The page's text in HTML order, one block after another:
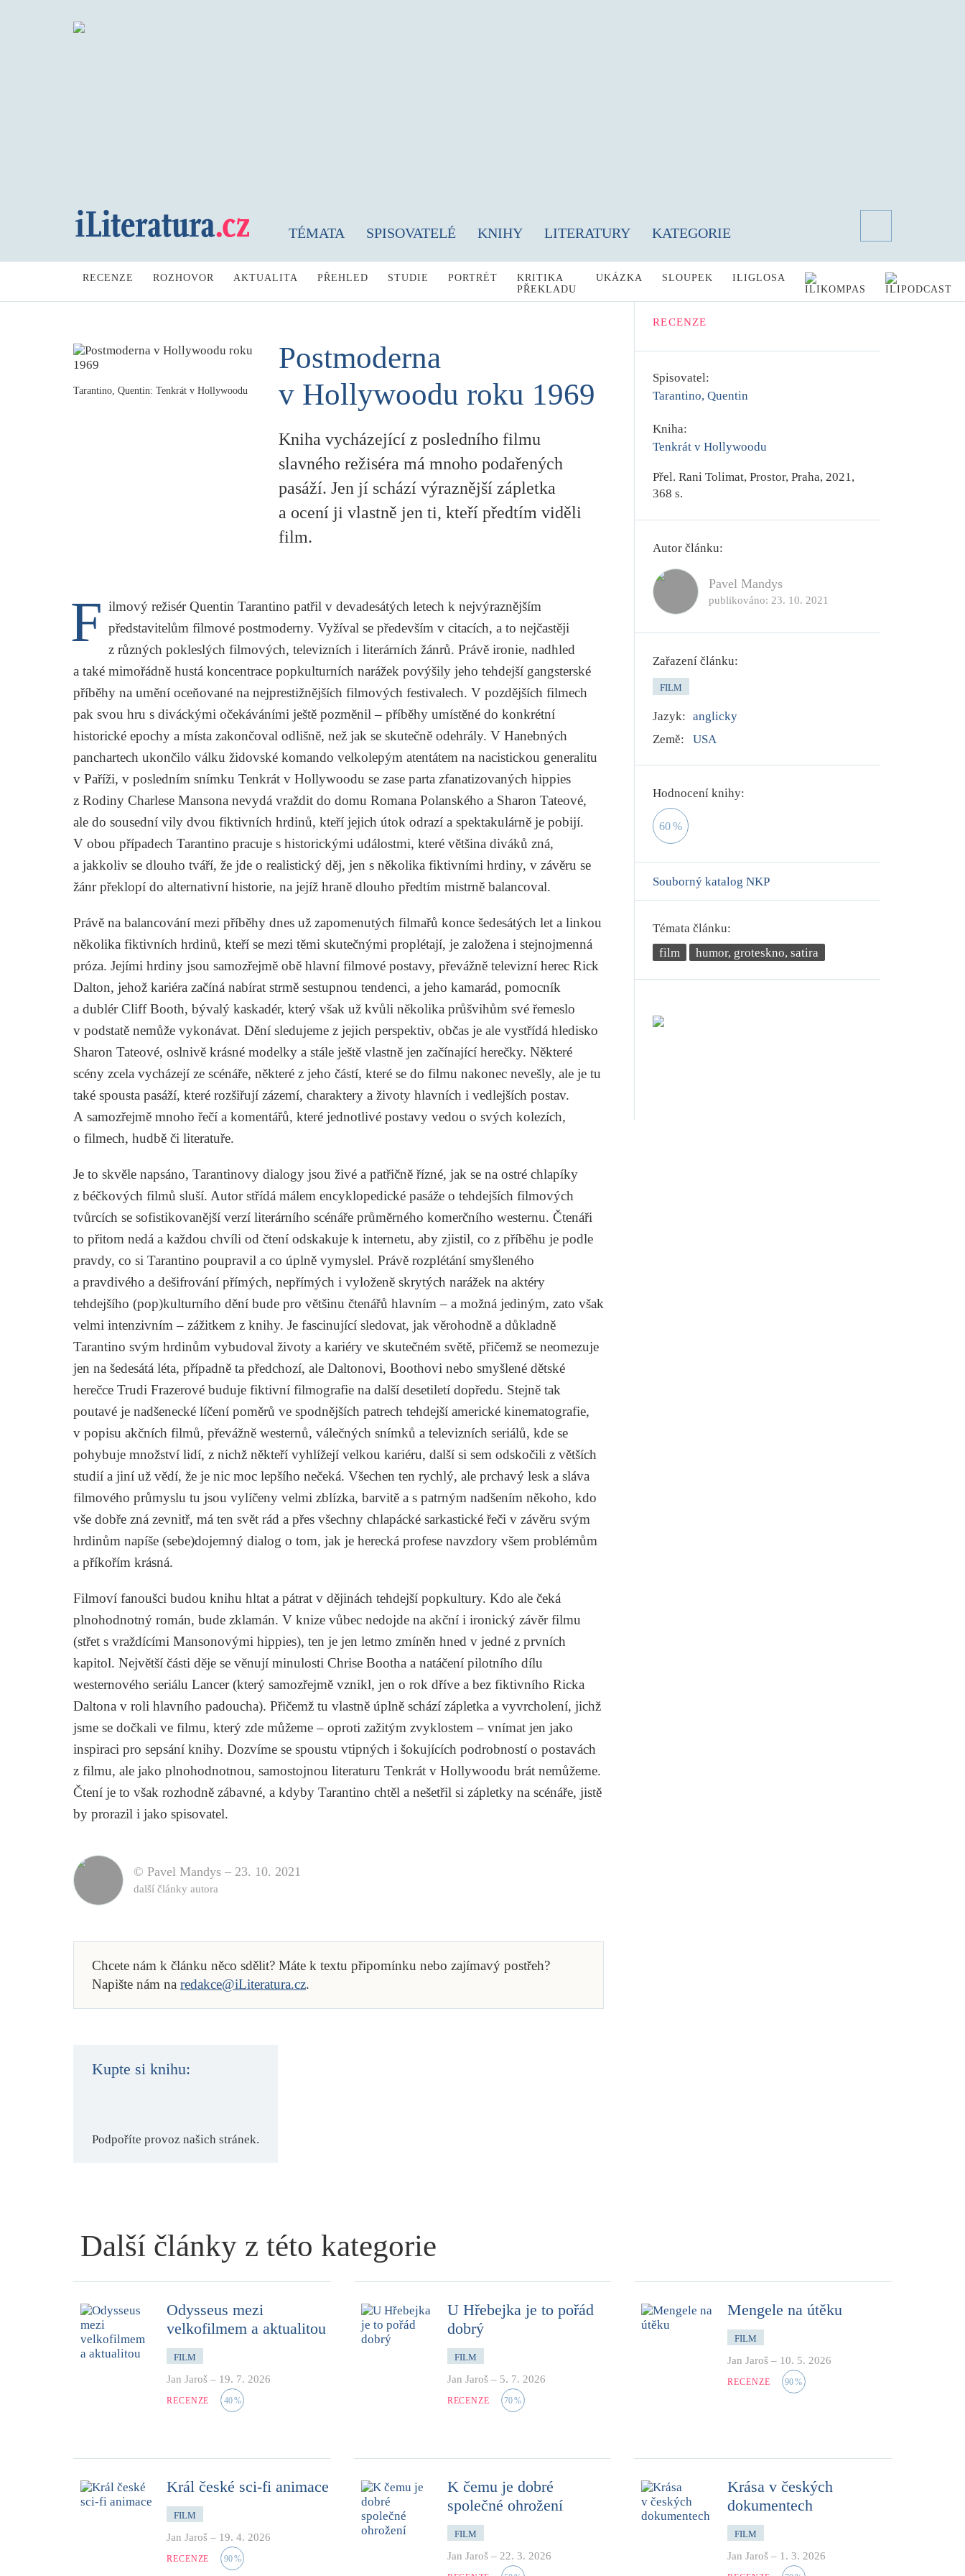
TÉMATA SPISOVATELÉ KNIHY LITERATURY KATEGORIE
RECENZE ROZHOVOR AKTUALITA PŘEHLED STUDIE PORTRÉT
KRITIKA
PŘEKLADU
UKÁZKA SLOUPEK ILIGLOSA
Tarantino, Quentin: Tenkrát v Hollywoodu
Postmoderna
v Hollywoodu roku 1969
Kniha vycházející z posledního filmu
slavného režiséra má mnoho podařených
pasáží. Jen jí schází výraznější zápletka
a ocení ji vlastně jen ti, kteří předtím viděli
film.
F ilmový režisérQuentin Tarantino patřil v devadesátých letech k nejvýraznějším
představitelům filmové postmoderny. Vyžíval se především v citacích, a to nejčastěji
z různých pokleslých filmových, televizních i literárních žánrů. Právě ironie, nadhled
a také mimořádně hustá koncentrace popkulturních narážek povýšily jeho tehdejší gangsterské
příběhy na umění oceňované na nejprestižnějších filmových festivalech. V pozdějších filmech
pak svou hru s diváckými očekáváními ještě pozměnil – příběhy umístěné do konkrétní
historické epochy a místa zakončoval odlišně, než jak se skutečně odehrály. V Hanebných
panchartech ukončilo válku židovské komando velkolepým atentátem na nacistickou generalitu
v Paříži, v posledním snímku Tenkrát v Hollywoodu se zase parta zfanatizovaných hippies
z Rodiny Charlese Mansona nevydá vraždit do domu Romana Polanského a Sharon Tateové,
ale do sousední vily dvou fiktivních hrdinů, kteří jejich útok odrazí a spektakulárně je pobijí.
V obou případech Tarantino pracuje s historickými událostmi, které většina diváků zná,
a jakkoliv se dlouho tváří, že jde o realistický děj, jen s několika fiktivními hrdiny, v závěru se
žánr překlopí do alternativní historie, na jejíž hraně dlouho předtím mistrně balancoval.
Právě na balancování mezi příběhy dnes už zapomenutých filmařů konce šedesátých let a linkou
několika fiktivních hrdinů, kteří se mezi těmi skutečnými proplétají, je založena i stejnojmenná
próza. Jejími hrdiny jsou samozřejmě obě hlavní filmové postavy, převážně televizní herec Rick
Dalton, jehož kariéra začíná nabírat strmě sestupnou tendenci, a jeho kamarád, pomocník
a dublér Cliff Booth, bývalý kaskadér, který však už kvůli několika průšvihům své řemeslo
v podstatě nemůže vykonávat. Dění sledujeme z jejich perspektiv, občas je ale vystřídá hledisko
Sharon Tateové, oslnivě krásné modelky a stále ještě vlastně jen začínající herečky. Některé
scény zcela vycházejí ze scénáře, některé z jeho částí, které se do filmu nakonec nevešly, ale je tu
také spousta pasáží, které rozšiřují zázemí, charaktery a životy hlavních i vedlejších postav.
A samozřejmě mnoho řečí a komentářů, které jednotlivé postavy vedou o svých kolezích,
o filmech, hudbě či literatuře.
Je to skvěle napsáno, Tarantinovy dialogy jsou živé a patřičně řízné, jak se na ostré chlapíky
z béčkových filmů sluší. Autor střídá málem encyklopedické pasáže o tehdejších filmových
tvůrcích se sofistikovanější verzí literárního scénáře průměrného komerčního westernu. Čtenáři
to přitom nedá a každou chvíli od čtení odskakuje k internetu, aby zjistil, co z příběhu je podle
pravdy, co si Tarantino poupravil a co úplně vymyslel. Právě rozplétání smyšleného
a pravdivého a dešifrování přímých, nepřímých i vyloženě skrytých narážek na aktéry
tehdejšího (pop)kulturního dění bude pro většinu čtenářů hlavním – a možná jediným, zato však
velmi intenzivním – zážitkem z knihy. Je fascinující sledovat, jak věrohodně a důkladně
Tarantino svým hrdinům vybudoval životy a kariéry ve skutečném světě, přičemž se neomezuje
jen na šedesátá léta, případně ta předchozí, ale Daltonovi, Boothovi nebo smyšlené dětské
herečce Trudi Frazerové buduje fiktivní filmografie na další desetiletí dopředu. Stejně tak
poutavé je nadšenecké líčení poměrů ve spodnějších patrech tehdejší americké kinematografie,
v popisu akčních filmů, převážně westernů, válečných snímků a televizních seriálů, kde se
pohybuje množství lidí, z nichž někteří vyhlížejí velkou kariéru, další si sem odskočili z větších
studií a jiní už vědí, že je nic moc lepšího nečeká. Všechen ten rychlý, ale prchavý lesk a sláva
filmového průmyslu tu jsou vylíčeny velmi zblízka, barvitě a s patrným nadšením někoho, kdo
vše dobře zná zevnitř, má ten svět rád a přes všechny chlapácké sarkastické řeči v závěru svým
hrdinům napíše (sebe)dojemný dialog o tom, jak je herecká profese navzdory všem problémům
a příkořím krásná.
Filmoví fanoušci budou knihu hltat a pátrat v dějinách tehdejší popkultury. Kdo ale čeká
plnohodnotný román, bude zklamán. V knize vůbec nedojde na akční i ironický závěr filmu
(střet s vraždícími Mansonovými hippies), ten je jen letmo zmíněn hned v jedné z prvních
kapitol. Největší části děje se věnují minulosti Chrise Bootha a natáčení pilotního dílu
westernového seriálu Lancer(který samozřejmě vznikl, jen o rok dříve a bez fiktivního Ricka
Daltona v roli hlavního padoucha). Přičemž tu vlastně úplně schází zápletka a vyvrcholení, jichž
jsme se dočkali ve filmu, který zde můžeme – oproti zažitým zvyklostem – vnímat jen jako
inspiraci pro sepsání knihy. Dozvíme se spoustu vtipných i šokujících podrobností o postavách
z filmu, ale jako plnohodnotnou, samostojnou literaturu Tenkrát v Hollywoodu brát nemůžeme.
Čtení je to však rozhodně zábavné, a kdyby Tarantino chtěl a nešetřil si zápletky na scénáře, jistě
by prorazil i jako spisovatel.
© Pavel Mandys – 23. 10. 2021
další články autora
Chcete nám k článku něco sdělit? Máte k textu připomínku nebo zajímavý postřeh?
Napište nám na redakce@iLiteratura.cz.
Kupte si knihu:
Podpoříte provoz našich stránek.
RECENZE
Spisovatel:
Tarantino, Quentin
Kniha:
Tenkrát v Hollywoodu
Přel.Rani Tolimat, Prostor, Praha, 2021,
368 s.
Autor článku:
Pavel Mandys
publikováno: 23. 10. 2021
Zařazení článku:
FILM
Jazyk: anglicky
Země:
USA
Hodnocení knihy:
60 %
Souborný katalog NKP
Témata článku:
film
humor, groteskno, satira
Další články z této kategorie
Odysseus mezi
velkofilmem a aktualitou
FILM
Jan Jaroš – 19. 7. 2026
RECENZE 40%
U Hřebejka je to pořád
dobrý
FILM
Jan Jaroš – 5. 7. 2026
RECENZE 70%
Mengele na útěku
FILM
Jan Jaroš – 10. 5. 2026
RECENZE 90%
Král české sci-fi animace
FILM
Jan Jaroš – 19. 4. 2026
RECENZE 90%
K čemu je dobré
společné ohrožení
FILM
Jan Jaroš – 22. 3. 2026
Krása v českých
dokumentech
FILM
Jan Jaroš – 1. 3. 2026